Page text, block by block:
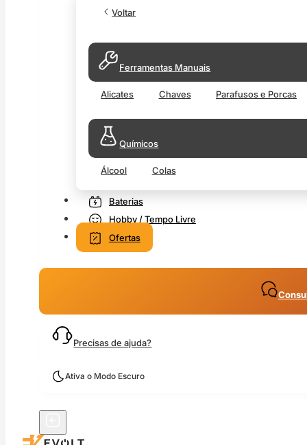
Voltar
Ferramentas Manuais
Alicates Chaves Parafusos e Porcas
Químicos
Álcool Colas
Baterias
Hobby / Tempo Livre
Ofertas
Precisas de ajuda?
Ativa o Modo Escuro